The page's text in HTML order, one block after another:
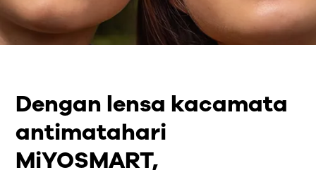
Dengan lensa kacamata
antimatahari
MiYOSMART,